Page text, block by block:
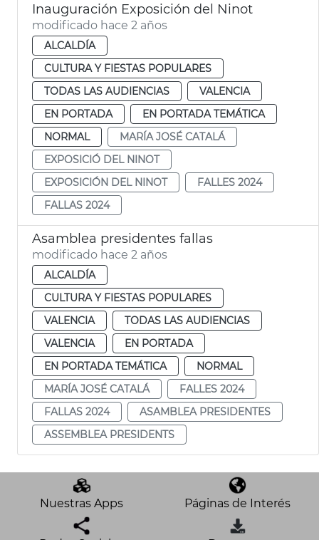
Inauguración Exposición del Ninot
modificado hace 2 años
ALCALDÍA
CULTURA Y FIESTAS POPULARES
TODAS LAS AUDIENCIAS
VALENCIA
EN PORTADA
EN PORTADA TEMÁTICA
NORMAL
MARÍA JOSÉ CATALÁ
EXPOSICIÓ DEL NINOT
EXPOSICIÓN DEL NINOT
FALLES 2024
FALLAS 2024
Asamblea presidentes fallas
modificado hace 2 años
ALCALDÍA
CULTURA Y FIESTAS POPULARES
VALENCIA
TODAS LAS AUDIENCIAS
VALENCIA
EN PORTADA
EN PORTADA TEMÁTICA
NORMAL
MARÍA JOSÉ CATALÁ
FALLES 2024
FALLAS 2024
ASAMBLEA PRESIDENTES
ASSEMBLEA PRESIDENTS
Nuestras Apps Páginas de Interés